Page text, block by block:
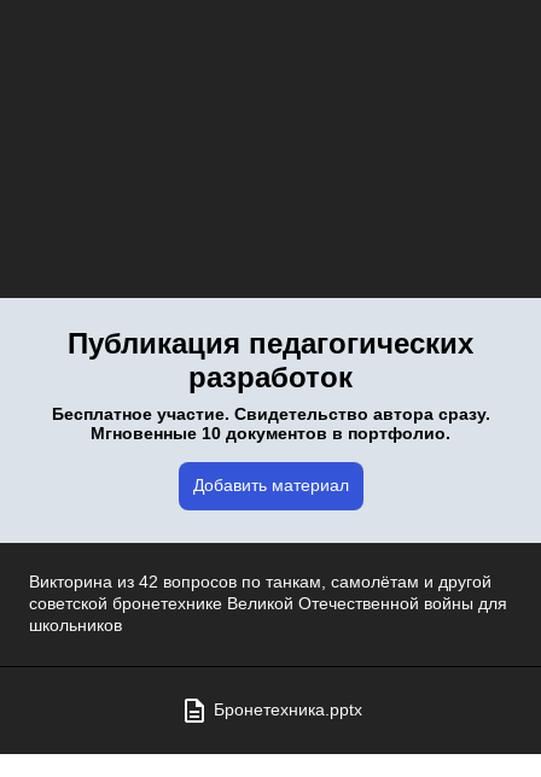
Публикация педагогических
разработок
Бесплатное участие. Свидетельство автора сразу.
Мгновенные 10 документов в портфолио.
Добавить материал
Викторина из 42 вопросов по танкам, самолётам и другой
советской бронетехнике Великой Отечественной войны для
школьников
Бронетехника.pptx